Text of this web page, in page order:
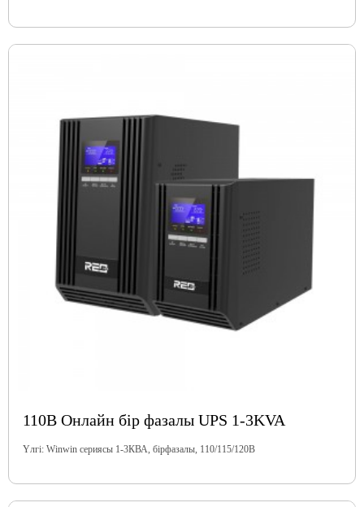
110В Онлайн бір фазалы UPS 1-3KVA
Үлгі: Winwin сериясы 1-3КВА, бірфазалы, 110/115/120В